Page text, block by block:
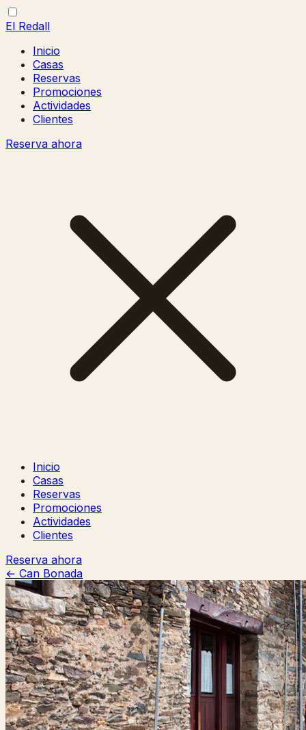
El Redall
Inicio
Casas
Reservas
Promociones
Actividades
Clientes
Reserva ahora
Inicio
Casas
Reservas
Promociones
Actividades
Clientes
Reserva ahora
← Can Bonada